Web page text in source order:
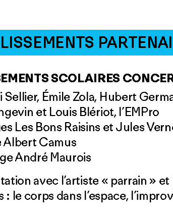
SCOLAIRES
Émile Zola, Hubert
et Louis Blériot, l’EMPro
Les Bons Raisins et Jules
Albert Camus
André Maurois
avec l’artiste « parrain » et
le corps dans l’espace,